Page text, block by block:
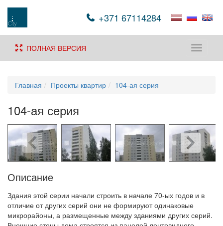
+371 67114284
Toggle
ПОЛНАЯ ВЕРСИЯ
Главная Проекты квартир 104-ая серия
104-ая серия
Описание
Здания этой серии начали строить в начале 70-ых годов и в
отличие от других серий они не формируют одинаковые
микрорайоны, а размещенные между зданиями других серий.